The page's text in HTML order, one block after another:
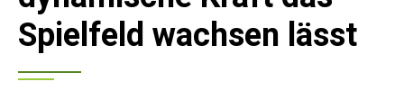
Spielfeld wachsen lässt